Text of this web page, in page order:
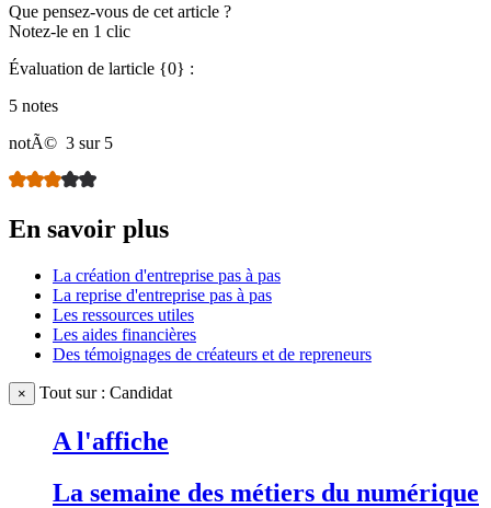
Que pensez-vous de cet article ?
Notez-le en 1 clic
Évaluation de larticle {0} :
5 notes
notÃ© 3 sur 5
En savoir plus
La création d'entreprise pas à pas
La reprise d'entreprise pas à pas
Les ressources utiles
Les aides financières
Des témoignages de créateurs et de repreneurs
× Tout sur : Candidat
A l'affiche
La semaine des métiers du numérique